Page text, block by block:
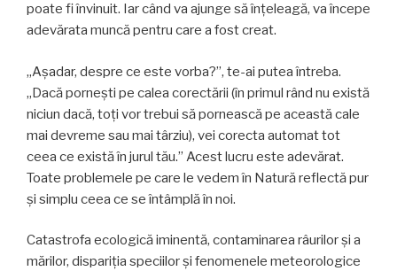
poate fi învinuit. Iar când va ajunge să înţeleagă, va începe
adevărata muncă pentru care a fost creat.
„Așadar, despre ce este vorba?”, te-ai putea întreba.
„Dacă porneşti pe calea corectării (în primul rând nu există
niciun dacă, toţi vor trebui să pornească pe această cale
mai devreme sau mai târziu), vei corecta automat tot
ceea ce există în jurul tău.” Acest lucru este adevărat.
Toate problemele pe care le vedem în Natură reflectă pur
și simplu ceea ce se întâmplă în noi.
Catastrofa ecologică iminentă, contaminarea râurilor și a
mărilor, dispariția speciilor și fenomenele meteorologice